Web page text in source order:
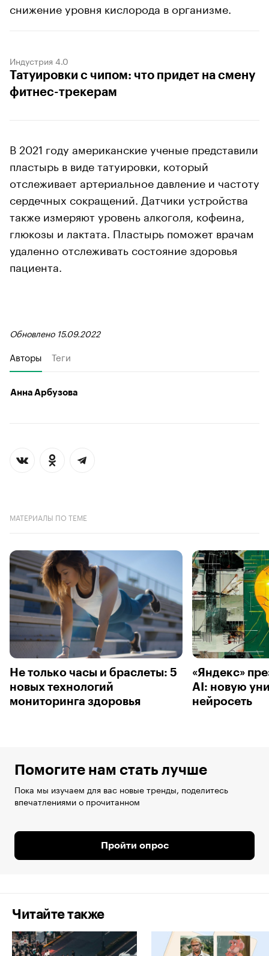
снижение уровня кислорода в организме.
Индустрия 4.0
Татуировки с чипом: что придет на смену
фитнес-трекерам
В 2021 году американские ученые представили
пластырь в виде татуировки, который
отслеживает артериальное давление и частоту
сердечных сокращений. Датчики устройства
также измеряют уровень алкоголя, кофеина,
глюкозы и лактата. Пластырь поможет врачам
удаленно отслеживать состояние здоровья
пациента.
Обновлено 15.09.2022
Авторы Теги
Анна Арбузова
МАТЕРИАЛЫ ПО ТЕМЕ
Не только часы и браслеты: 5
новых технологий
мониторинга здоровья
«Яндекс»
AI: новую
нейросеть
Помогите нам стать лучше
Пока мы изучаем для вас новые тренды, поделитесь
впечатлениями о прочитанном
Пройти опрос
Читайте также